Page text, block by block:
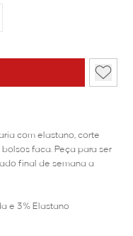
com elastano, corte
faca. Peça para ser
final de semana a
e 3% Elastano